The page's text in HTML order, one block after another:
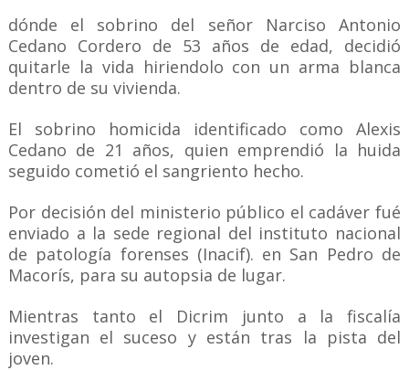
dónde el sobrino del señor Narciso Antonio
Cedano Cordero de 53 años de edad, decidió
quitarle la vida hiriendolo con un arma blanca
dentro de su vivienda.
El sobrino homicida identificado como Alexis
Cedano de 21 años, quien emprendió la huida
seguido cometió el sangriento hecho.
Por decisión del ministerio público el cadáver fué
enviado a la sede regional del instituto nacional
de patología forenses (Inacif). en San Pedro de
Macorís, para su autopsia de lugar.
Mientras tanto el Dicrim junto a la fiscalía
investigan el suceso y están tras la pista del
joven.